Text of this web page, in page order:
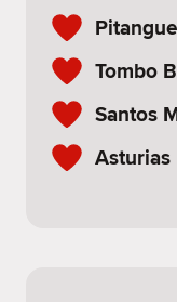
Tombo
Santos
Asturias